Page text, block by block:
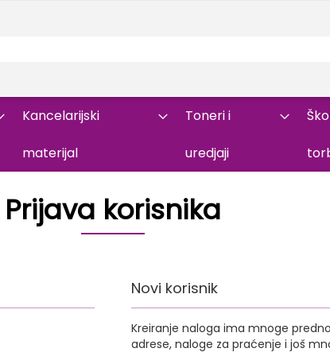
Kancelarijski
materijal
Toneri i
uredjaji
Prijava korisnika
Novi korisnik
Kreiranje naloga ima mnoge
adrese, naloge za praćenje i još